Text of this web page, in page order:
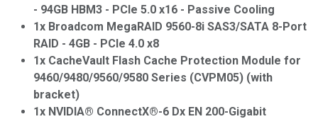
- 94GB HBM3 - PCIe 5.0 x16 - Passive Cooling
1x Broadcom MegaRAID 9560-8i SAS3/SATA 8-Port
RAID - 4GB - PCIe 4.0 x8
1x CacheVault Flash Cache Protection Module for
9460/9480/9560/9580 Series (CVPM05) (with
bracket)
1x NVIDIA® ConnectX®-6 Dx EN 200-Gigabit